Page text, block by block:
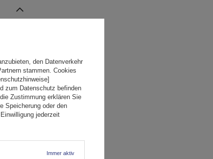
den Datenverkehr
stammen. Cookies
zum Datenschutz befinden
Zustimmung erklären Sie
Speicherung oder den
jederzeit
Immer aktiv